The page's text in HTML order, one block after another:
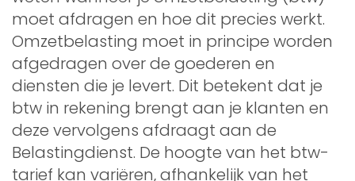
moet afdragen en hoe dit precies werkt.
Omzetbelasting moet in principe worden
afgedragen over de goederen en
diensten die je levert. Dit betekent dat je
btw in rekening brengt aan je klanten en
deze vervolgens afdraagt aan de
Belastingdienst. De hoogte van het btw-
tarief kan variëren, afhankelijk van het